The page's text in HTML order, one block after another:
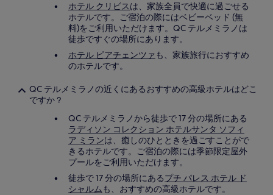
ホテル クリビスは、家族全員で快適に過ごせる
ホテルです。ご宿泊の際にはベビーベッド (無
料)をご利用いただけます。QC テルメミラノは
徒歩ですぐの場所にあります。
ホテル ピアチェンツァも、家族旅行におすすめ
のホテルです。
QC テルメミラノの近くにあるおすすめの高級ホテルはどこ
ですか ?
QC テルメミラノから徒歩で 17 分の場所にある
ラディソン コレクション ホテルサンタ ソフィ
ア ミランは、癒しのひとときを過ごすことがで
きるホテルです。ご宿泊の際には季節限定屋外
プールをご利用いただけます。
徒歩で 17 分の場所にあるプチ パレス ホテル ド
シャルムも、おすすめの高級ホテルです。